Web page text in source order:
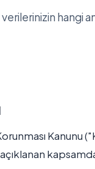
hangi
Kanunu
açıklanan